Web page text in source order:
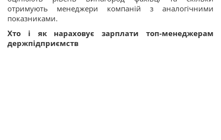
отримують менеджери компаній з аналогічними
показниками.
Хто і як нараховує зарплати топ-менеджерам
держпідприємств